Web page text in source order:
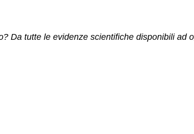
Da tutte le evidenze scientifiche disponibili ad